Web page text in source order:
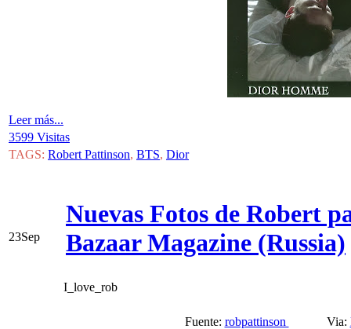
Leer más...
3599 Visitas
TAGS: Robert Pattinson, BTS, Dior
23Sep
Nuevas Fotos de Robert
Bazaar Magazine (Russia)
I_love_rob
Fuente: robpattinson Via: